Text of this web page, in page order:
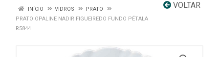
VOLTAR
INÍCIO VIDROS
PRATO
PRATO OPALINE NADIR FIGUEIREDO FUNDO PÉTALA
R5844